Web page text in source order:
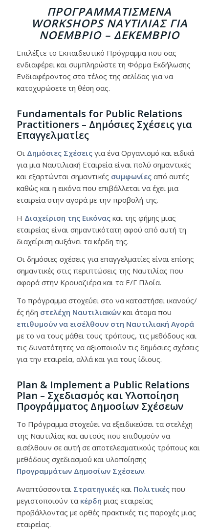
ΠΡΟΓΡΑΜΜΑΤΙΣΜΈΝΑ
WORKSHOPS ΝΑΥΤΙΛΊΑΣ ΓΙΑ
ΝΟΈΜΒΡΙΟ – ΔΕΚΈΜΒΡΙΟ
Επιλέξτε το Εκπαιδευτικό Πρόγραμμα που σας
ενδιαφέρει και συμπληρώστε τη Φόρμα Εκδήλωσης
Ενδιαφέροντος στο τέλος της σελίδας για να
κατοχυρώσετε τη θέση σας.
Fundamentals for Public Relations
Practitioners – Δημόσιες Σχέσεις για
Επαγγελματίες
Οι Δημόσιες Σχέσειςγια ένα Οργανισμό και ειδικά
για μια Ναυτιλιακή Εταιρεία είναι πολύ σημαντικές
και εξαρτώνται σημαντικές συμφωνίεςαπό αυτές
καθώς και η εικόνα που επιβάλλεται να έχει μια
εταιρεία στην αγορά με την προβολή της.
Η Διαχείριση της Εικόναςκαι της φήμης μιας
εταιρείας είναι σημαντικότατη αφού από αυτή τη
διαχείριση αυξάνει τα κέρδη της.
Οι δημόσιες σχέσεις για επαγγελματίες είναι επίσης
σημαντικές στις περιπτώσεις της Ναυτιλίας που
αφορά στην Κρουαζιέρα και τα Ε/Γ Πλοία.
Το πρόγραμμα στοχεύει στο να καταστήσει ικανούς/
ές ήδη στελέχη Ναυτιλιακώνκαι άτομα που
επιθυμούν να εισέλθουν στη Ναυτιλιακή Αγορά
με το να τους μάθει τους τρόπους, τις μεθόδους και
τις δυνατότητες να αξιοποιούν τις δημόσιες σχέσεις
για την εταιρεία, αλλά και για τους ίδιους.
Plan & Implement a Public Relations
Plan – Σχεδιασμός και Υλοποίηση
Προγράμματος Δημοσίων Σχέσεων
Το Πρόγραμμα στοχεύει να εξειδικεύσει τα στελέχη
της Ναυτιλίας και αυτούς που επιθυμούν να
εισέλθουν σε αυτή σε αποτελεσματικούς τρόπους και
μεθόδους σχεδιασμού και υλοποίησης
Προγραμμάτων Δημοσίων Σχέσεων.
Αναπτύσσονται Στρατηγικέςκαι Πολιτικέςπου
μεγιστοποιούν τα κέρδη μιας εταιρείας
προβάλλοντας με ορθές πρακτικές τις παροχές μιας
εταιρείας.